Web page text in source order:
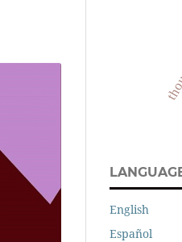
English
Español